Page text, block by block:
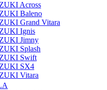
Across
Baleno
Grand Vitara
Ignis
Jimny
Splash
Swift
SX4
Vitara